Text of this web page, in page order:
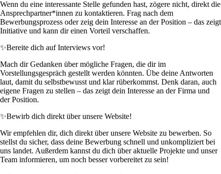
Wenn du eine interessante Stelle gefunden hast, zögere nicht, direkt die
Ansprechpartner*innen zu kontaktieren. Frag nach dem
Bewerbungsprozess oder zeig dein Interesse an der Position – das zeigt
Initiative und kann dir einen Vorteil verschaffen.
✨Bereite dich auf Interviews vor!
Mach dir Gedanken über mögliche Fragen, die dir im
Vorstellungsgespräch gestellt werden könnten. Übe deine Antworten
laut, damit du selbstbewusst und klar rüberkommst. Denk daran, auch
eigene Fragen zu stellen – das zeigt dein Interesse an der Firma und
der Position.
✨Bewirb dich direkt über unsere Website!
Wir empfehlen dir, dich direkt über unsere Website zu bewerben. So
stellst du sicher, dass deine Bewerbung schnell und unkompliziert bei
uns landet. Außerdem kannst du dich über aktuelle Projekte und unser
Team informieren, um noch besser vorbereitet zu sein!